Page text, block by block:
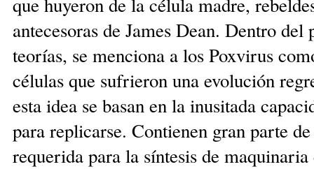
antecesoras de James Dean. Dentro
teorías, se menciona a los Poxvirus
células que sufrieron una evolución
esta idea se basan en la inusitada
para replicarse. Contienen gran parte
requerida para la síntesis de